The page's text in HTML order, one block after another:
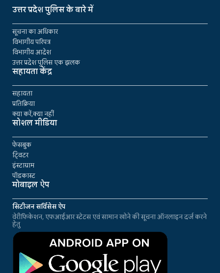
उत्तर प्रदेश पुलिस के बारे में
सूचना का अधिकार
विभागीय परिपत्र
विभागीय आदेश
उत्तर प्रदेश पुलिस एक झलक
सहायता केंद्र
सहायता
प्रतिक्रिया
क्या करें,क्या नहीं
सोशल मीडिया
फेसबुक
ट्विटर
इंस्टाग्राम
पॉडकास्ट
मोबाइल ऐप
सिटीजन सर्विसेस ऐप
वेरीफिकेशन, एफआईआर स्टेटस एवं सामान खोने की सूचना ऑनलाइन दर्ज करने
हेतु